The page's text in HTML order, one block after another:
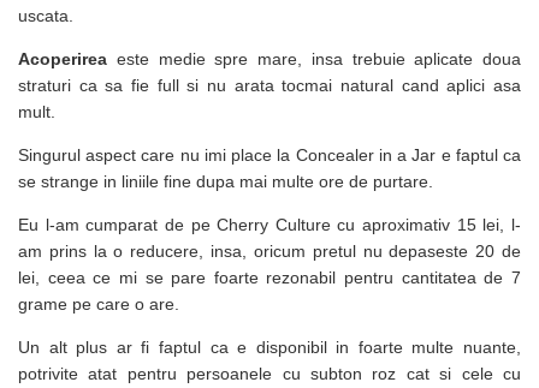
uscata.
Acoperirea este medie spre mare, insa trebuie aplicate doua
straturi ca sa fie full si nu arata tocmai natural cand aplici asa
mult.
Singurul aspect care nu imi place la Concealer in a Jar e faptul ca
se strange in liniile fine dupa mai multe ore de purtare.
Eu l-am cumparat de pe Cherry Culture cu aproximativ 15 lei, l-
am prins la o reducere, insa, oricum pretul nu depaseste 20 de
lei, ceea ce mi se pare foarte rezonabil pentru cantitatea de 7
grame pe care o are.
Un alt plus ar fi faptul ca e disponibil in foarte multe nuante,
potrivite atat pentru persoanele cu subton roz cat si cele cu